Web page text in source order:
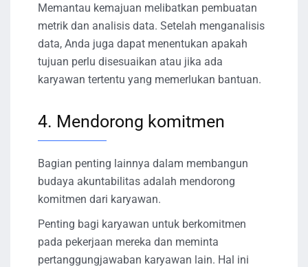
Memantau kemajuan melibatkan pembuatan
metrik dan analisis data. Setelah menganalisis
data, Anda juga dapat menentukan apakah
tujuan perlu disesuaikan atau jika ada
karyawan tertentu yang memerlukan bantuan.
4. Mendorong komitmen
Bagian penting lainnya dalam membangun
budaya akuntabilitas adalah mendorong
komitmen dari karyawan.
Penting bagi karyawan untuk berkomitmen
pada pekerjaan mereka dan meminta
pertanggungjawaban karyawan lain. Hal ini